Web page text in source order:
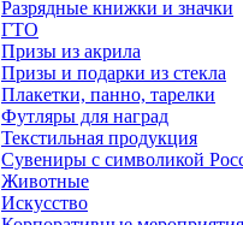
Разрядные книжки и значки
ГТО
Призы из акрила
Призы и подарки из стекла
Плакетки, панно, тарелки
Футляры для наград
Текстильная продукция
Сувениры с символикой
Животные
Искусство